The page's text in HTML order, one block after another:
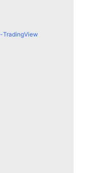
עקוב אחר כל השווקים ב-TradingView